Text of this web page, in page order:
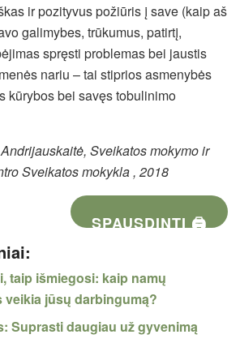
ir pozityvus požiūris į save (kaip aš
galimybes, trūkumus, patirtį,
spręsti problemas bei jaustis
nariu – tai stiprios asmenybės
kūrybos bei savęs tobulinimo
Sveikatos mokymo ir
Sveikatos mokykla , 2018
SPAUSDINTI 🖨
taip išmiegosi: kaip namų
veikia jūsų darbingumą?
Suprasti daugiau už gyvenimą